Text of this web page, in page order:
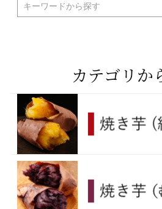
キーワードから探す
カテゴリか